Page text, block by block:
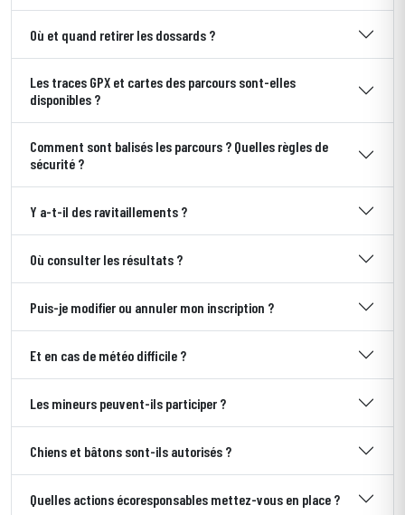
Où et quand retirer les dossards ?
Les traces GPX et cartes des parcours sont-elles
disponibles ?
Comment sont balisés les parcours ? Quelles règles de
sécurité ?
Y a-t-il des ravitaillements ?
Où consulter les résultats ?
Puis-je modifier ou annuler mon inscription ?
Et en cas de météo difficile ?
Les mineurs peuvent-ils participer ?
Chiens et bâtons sont-ils autorisés ?
Quelles actions écoresponsables mettez-vous en place ?